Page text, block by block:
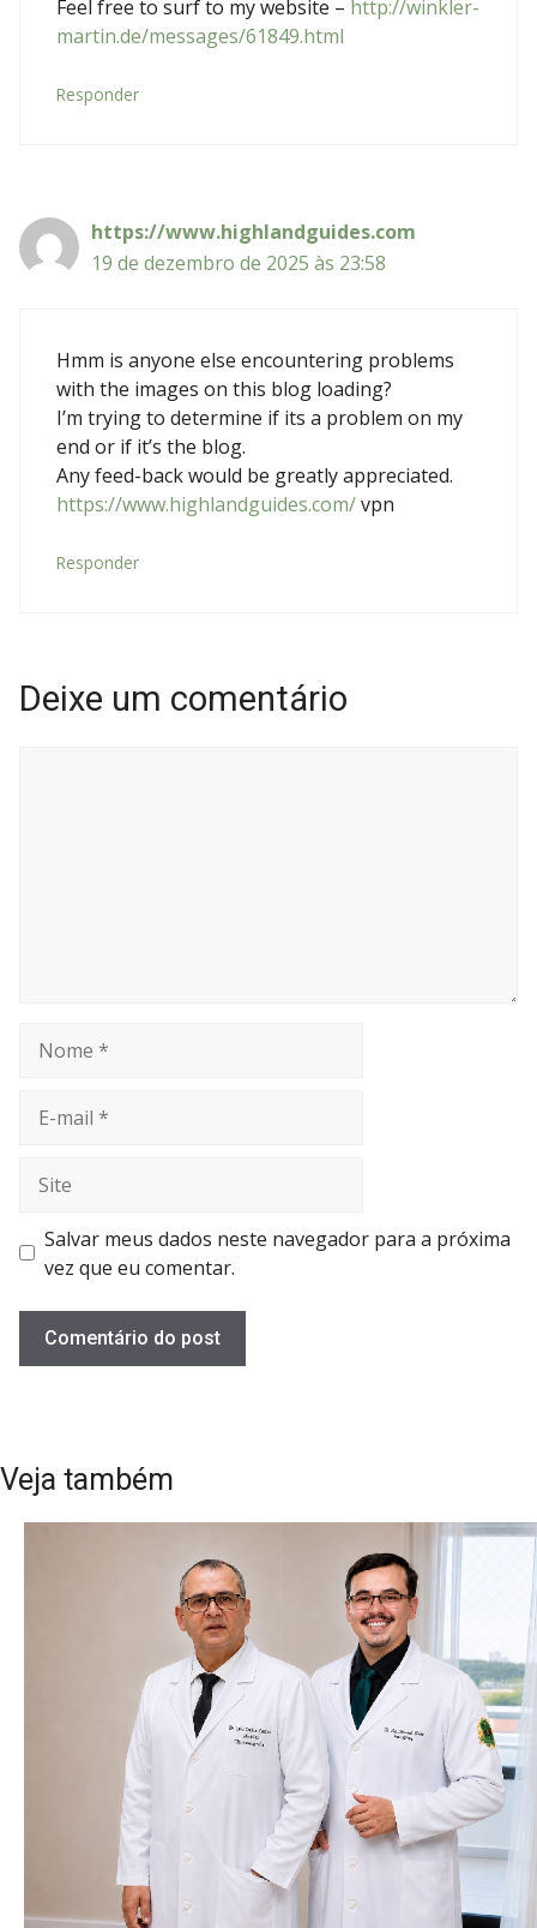
Feel free to surf to my website – http://winkler-
martin.de/messages/61849.html
Responder
https://www.highlandguides.com
19 de dezembro de 2025 às 23:58
Hmm is anyone else encountering problems
with the images on this blog loading?
I’m trying to determine if its a problem on my
end or if it’s the blog.
Any feed-back would be greatly appreciated.
https://www.highlandguides.com/vpn
Responder
Deixe um comentário
mail
Salvar meus dados neste navegador para a próxima
vez que eu comentar.
Veja também